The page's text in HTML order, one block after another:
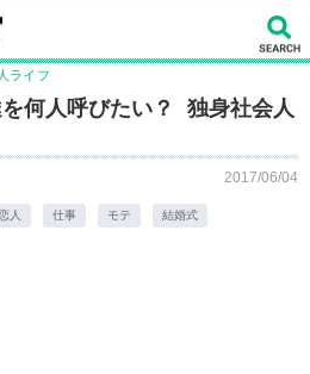
ライフ
何人呼びたい？ 独身社会人
2017/06/04
人 仕事 モテ 結婚式